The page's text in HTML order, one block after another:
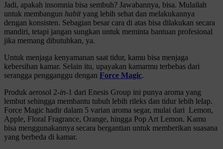
Jadi, apakah insomnia bisa sembuh? Jawabannya, bisa. Mulailah
untuk membangun habityang lebih sehat dan melakukannya
dengan konsisten. Sebagian besar cara di atas bisa dilakukan secara
mandiri, tetapi jangan sungkan untuk meminta bantuan profesional
jika memang dibutuhkan, ya.
Untuk menjaga kenyamanan saat tidur, kamu bisa menjaga
kebersihan kamar. Selain itu, upayakan kamarmu terbebas dari
serangga pengganggu dengan Force Magic.
Produk aerosol 2-in-1 dari Enesis Group ini punya aroma yang
lembut sehingga membantu tubuh lebih rileks dan tidur lebih lelap.
Force Magic hadir dalam 5 varian aroma segar, mulai dari Lemon,
Apple, Floral Fragrance, Orange, hingga Pop Art Lemon. Kamu
bisa menggunakannya secara bergantian untuk memberikan suasana
yang berbeda di kamar.